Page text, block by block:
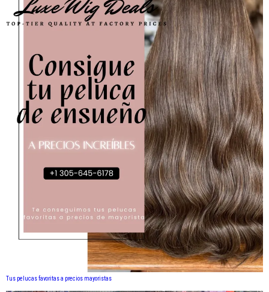
Tus pelucas favoritas a precios mayoristas